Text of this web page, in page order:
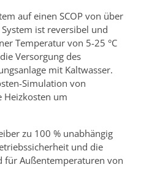
auf einen SCOP von über
ist reversibel und
Temperatur von 5-25 °C
Versorgung des
mit Kaltwasser.
Simulation von
Heizkosten um
zu 100 % unabhängig
und die
für Außentemperaturen von